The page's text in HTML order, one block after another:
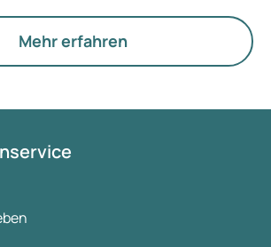
Wenn dies jedoch nicht
zeigt, kann eine
Therapie eine Option sein.
bringt jedoch ebenfalls
beleuchten wir beide
Wirkung auf das Gewicht, die
sowie die
Mehr erfahren